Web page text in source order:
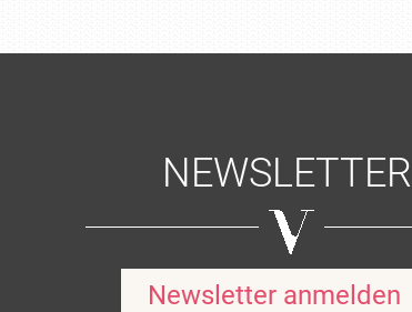
NEWSLETTER
Newsletter anmelden